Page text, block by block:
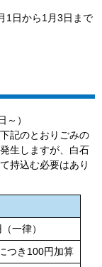
1日から1月3日まで
）
記のとおりごみの
生しますが、白石
持込む必要はあり
一律）
つき100円加算